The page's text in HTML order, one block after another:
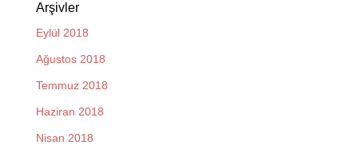
Arşivler
Eylül 2018
Ağustos 2018
Temmuz 2018
Haziran 2018
Nisan 2018